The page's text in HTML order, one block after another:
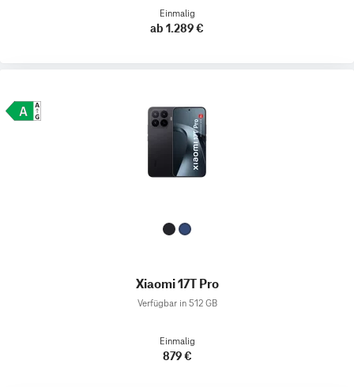
Einmalig
ab 1.289 €
Xiaomi 17T Pro
Verfügbar in 512 GB
Einmalig
879 €